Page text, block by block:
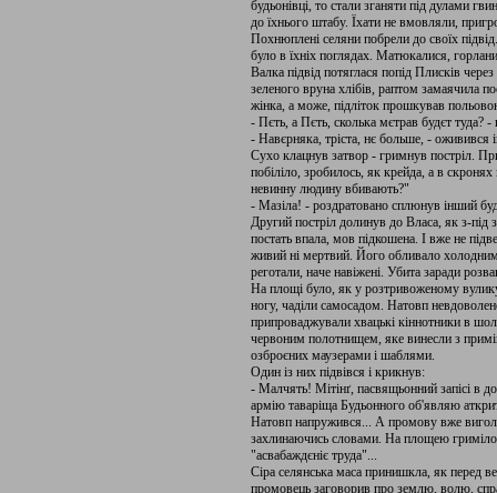
будьонівці, то стали зганяти під дулами
до їхнього штабу. Їхати не вмовляли,
Похнюплені селяни побрели до своїх
було в їхніх поглядах. Матюкалися,
Валка підвід потяглася попід Плисків
зеленого вруна хлібів, раптом замаячила
жінка, а може, підліток прошкував
- Пєть, а Пєть, сколька мєтрав будєт туда?
- Навєрняка, тріста, нє больше, - оживився
Сухо клацнув затвор - гримнув постріл.
побіліло, зробилось, як крейда, а в
невинну людину вбивають?"
- Мазіла! - роздратовано сплюнув інший
Другий постріл долинув до Власа, як з-під
постать впала, мов підкошена. І вже не
живий ні мертвий. Його обливало
реготали, наче навіжені. Убита заради
На площі було, як у розтривоженому
ногу, чаділи самосадом. Натовп
припроваджували хвацькі кіннотники в
червоним полотнищем, яке винесли з
озброєних маузерами і шаблями.
Один із них підвівся і крикнув:
- Малчять! Мітінґ, пасвящьонний запісі в
армію таваріща Будьонного об'являю
Натовп напружився... А промову вже
захлинаючись словами. На площею
"асвабаждєніє труда"...
Сіра селянська маса принишкла, як перед
промовець заговорив про землю, волю,